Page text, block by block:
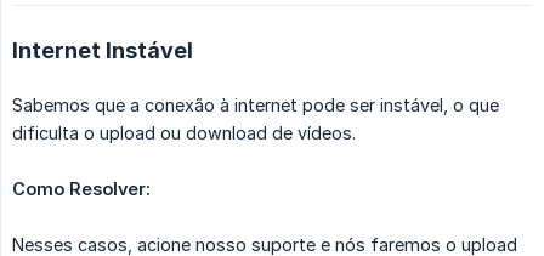
Internet Instável
Sabemos que a conexão à internet pode ser instável, o que
dificulta o upload ou download de vídeos.
Como Resolver:
Nesses casos, acione nosso suporte e nós faremos o upload